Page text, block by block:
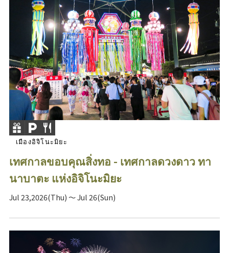
เมืองอิจิโนะมิยะ
เทศกาลขอบคุณสิ่งทอ - เทศกาลดวงดาว ทา
นาบาตะ แห่งอิจิโนะมิยะ
Jul 23,2026(Thu) ～ Jul 26(Sun)